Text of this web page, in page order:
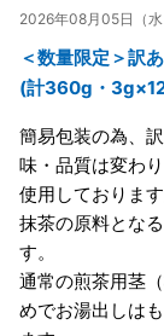
2026年08月05日（
＜数量限定＞訳
(計360g・
簡易包装の為、
味・品質は変わり
使用しておりま
抹茶の原料とな
す。
通常の煎茶用茎
めでお湯出しは